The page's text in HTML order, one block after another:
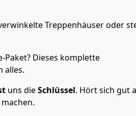
Treppenhäuser oder
Paket? Dieses komplette
alles.
uns dieSchlüssel. Hört sich gut